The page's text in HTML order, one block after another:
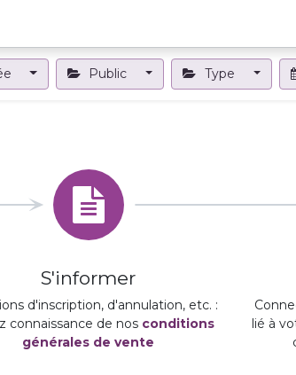
Public Type
S'informer
d'inscription, d'annulation, etc. :
connaissance de nos conditions
générales de vente
lié à